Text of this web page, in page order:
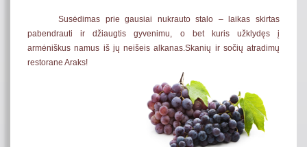
Susėdimas prie gausiai nukrauto stalo – laikas skirtas
pabendrauti ir džiaugtis gyvenimu, o bet kuris užklydęs į
armėniškus namus iš jų neišeis alkanas.Skanių ir sočių atradimų
restorane Araks!